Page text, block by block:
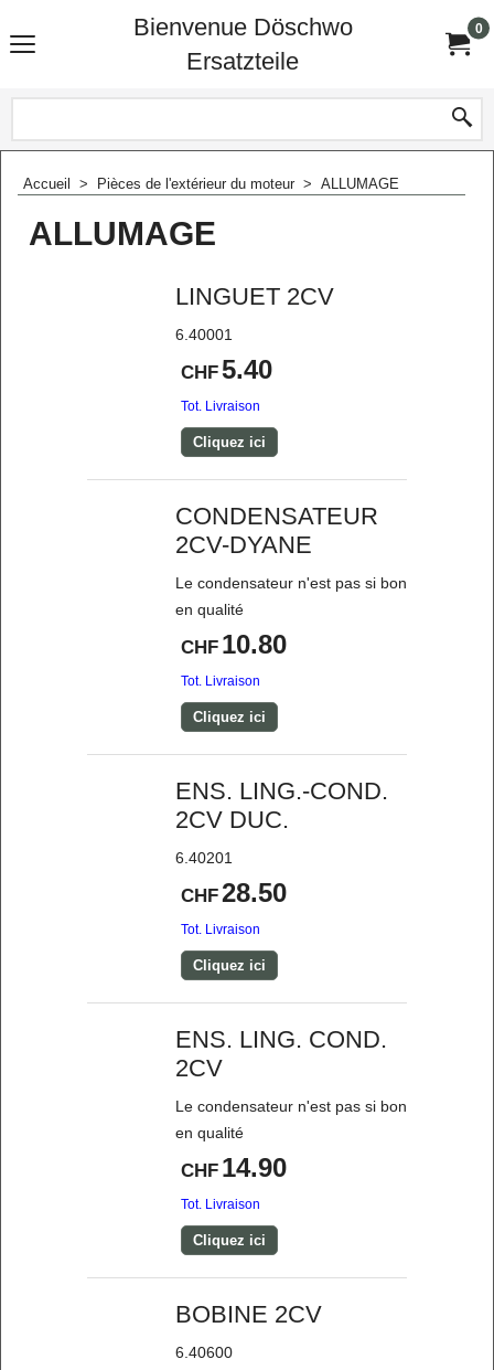
Bienvenue Döschwo
Ersatzteile
0
Accueil > Pièces de l'extérieur du moteur > ALLUMAGE
ALLUMAGE
LINGUET 2CV
6.40001
CHF5.40
Tot. Livraison
Cliquez ici
CONDENSATEUR
2CV-DYANE
Le condensateur n'est pas si bon
en qualité
CHF 10.80
Tot. Livraison
Cliquez ici
ENS. LING.-COND.
2CV DUC.
6.40201
CHF28.50
Tot. Livraison
Cliquez ici
ENS. LING. COND.
2CV
Le condensateur n'est pas si bon
en qualité
CHF 14.90
Tot. Livraison
Cliquez ici
BOBINE 2CV
6.40600